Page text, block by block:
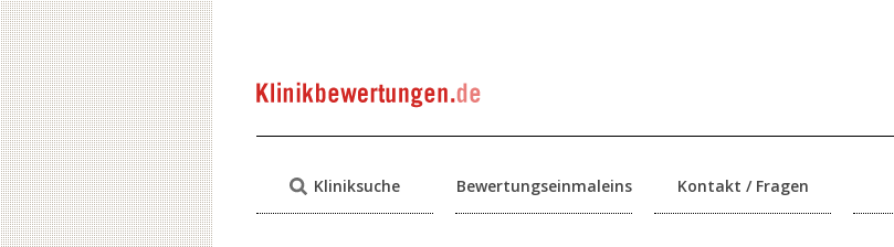
Kliniksuche Bewertungseinmaleins Kontakt / Fragen